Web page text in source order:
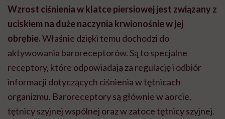
Wzrost ciśnienia w klatce piersiowej jest związany z
uciskiem na duże naczynia krwionośnie w jej
obrębie.Właśnie dzięki temu dochodzi do
aktywowania baroreceptorów. Są to specjalne
receptory, które odpowiadają za regulację i odbiór
informacji dotyczących ciśnienia w tętnicach
organizmu. Baroreceptory są głównie w aorcie,
tętnicy szyjnej wspólnej oraz w zatoce tętnicy szyjnej.